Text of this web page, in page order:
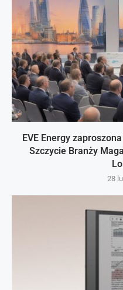
EVE Energy
Szczycie Branży
28